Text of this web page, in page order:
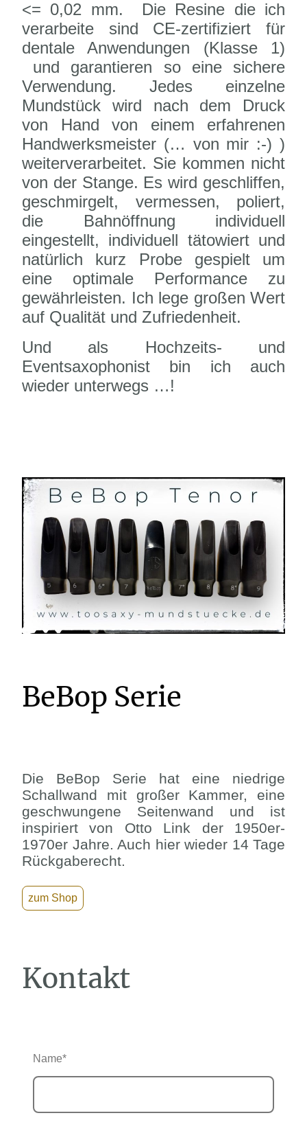
<= 0,02 mm. Die Resine die ich
verarbeite sind CE-zertifiziert für
dentale Anwendungen (Klasse 1)
und garantieren so eine sichere
Verwendung. Jedes einzelne
Mundstück wird nach dem Druck
von Hand von einem erfahrenen
Handwerksmeister (… von mir :-) )
weiterverarbeitet. Sie kommen nicht
von der Stange. Es wird geschliffen,
geschmirgelt, vermessen, poliert,
die Bahnöffnung individuell
eingestellt, individuell tätowiert und
natürlich kurz Probe gespielt um
eine optimale Performance zu
gewährleisten. Ich lege großen Wert
auf Qualität und Zufriedenheit.
Und als Hochzeits- und
Eventsaxophonist bin ich auch
wieder unterwegs …!
BeBop Serie
Die BeBop Serie hat eine niedrige
Schallwand mit großer Kammer, eine
geschwungene Seitenwand und ist
inspiriert von Otto Link der 1950er-
1970er Jahre. Auch hier wieder 14 Tage
Rückgaberecht.
zum Shop
Kontakt
Name*